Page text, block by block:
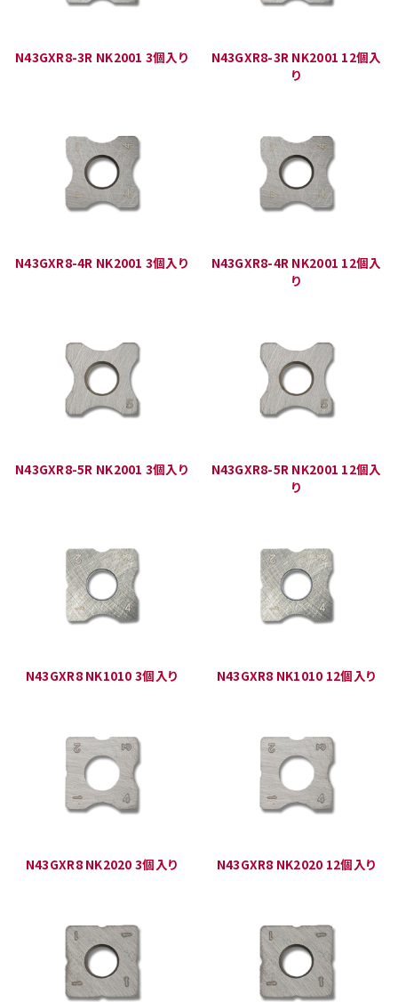
N43GXR8-3R NK2001 3個入り
N43GXR8-3R NK2001 12個入
り
N43GXR8-4R NK2001 3個入り
N43GXR8-4R NK2001 12個入
り
N43GXR8-5R NK2001 3個入り
N43GXR8-5R NK2001 12個入
り
N43GXR8 NK1010 3個入り N43GXR8 NK1010 12個入り
N43GXR8 NK2020 3個入り N43GXR8 NK2020 12個入り